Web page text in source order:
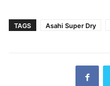
TAGS Asahi Super Dry